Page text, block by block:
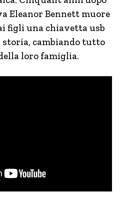
Eleanor Bennett muore
figli una chiavetta usb
storia, cambiando tutto
loro famiglia.